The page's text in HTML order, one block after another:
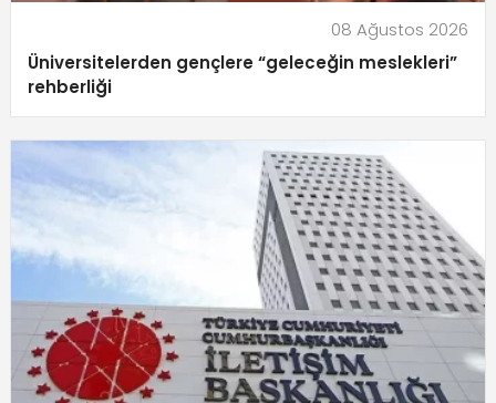
08 Ağustos 2026
Üniversitelerden gençlere “geleceğin meslekleri”
rehberliği